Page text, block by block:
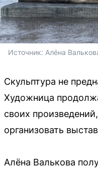
Источник: Алёна
Скульптура не
Художница
своих
организовать
Алёна Валькова